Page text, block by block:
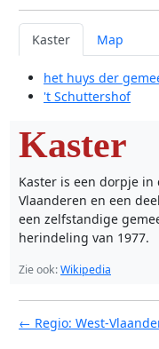
Kaster Map
het huys der
't Schuttershof
Kaster
Kaster is een dorpje in
Vlaanderen en een
een zelfstandige
herindeling van 1977.
Zie ook:Wikipedia
← Regio: West-